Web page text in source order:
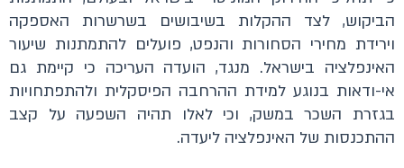
הביקוש, לצד ההקלות בשיבושים בשרשרות האספקה
וירידת מחירי הסחורות והנפט, פועלים להתמתנות שיעור
האינפלציה בישראל. מנגד, הועדה העריכה כי קיימת גם
אי-ודאות בנוגע למידת ההרחבה הפיסקלית ולהתפתחויות
בגזרת השכר במשק, וכי לאלו תהיה השפעה על קצב
ההתכנסות של האינפלציה ליעדה.